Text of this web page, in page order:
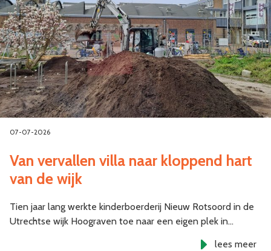
07-07-2026
Van vervallen villa naar kloppend hart
van de wijk
Tien jaar lang werkte kinderboerderij Nieuw Rotsoord in de
Utrechtse wijk Hoograven toe naar een eigen plek in…
lees meer